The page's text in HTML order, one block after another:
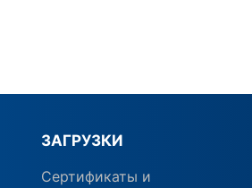
ЗАГРУЗКИ
Сертификаты и